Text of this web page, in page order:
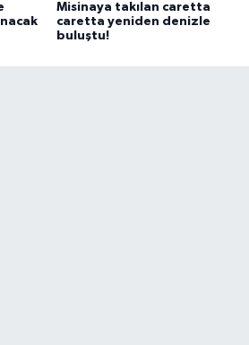
Misinaya takılan caretta
caretta yeniden denizle
buluştu!